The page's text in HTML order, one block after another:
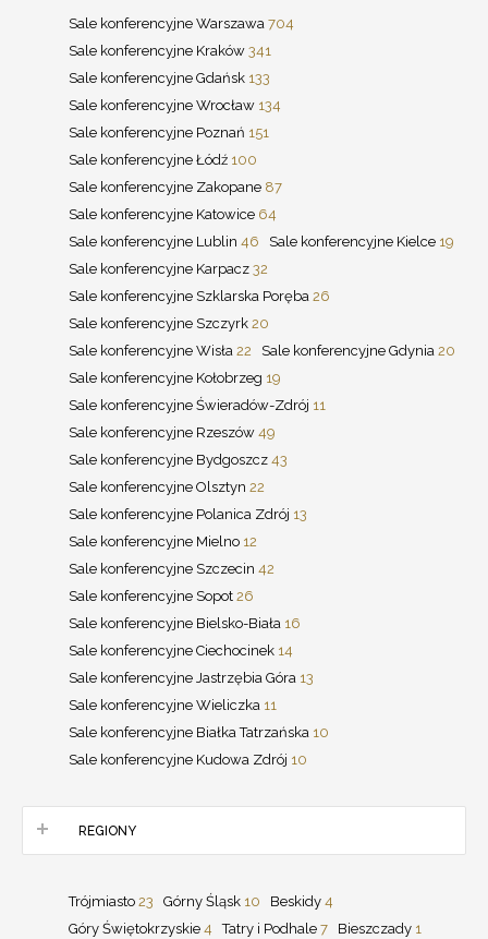
Sale konferencyjne Warszawa 704
Sale konferencyjne Kraków 341
Sale konferencyjne Gdańsk 133
Sale konferencyjne Wrocław 134
Sale konferencyjne Poznań 151
Sale konferencyjne Łódź 100
Sale konferencyjne Zakopane 87
Sale konferencyjne Katowice 64
Sale konferencyjne Lublin 46 Sale konferencyjne Kielce 19
Sale konferencyjne Karpacz 32
Sale konferencyjne Szklarska Poręba 26
Sale konferencyjne Szczyrk 20
Sale konferencyjne Wisła 22 Sale konferencyjne Gdynia 20
Sale konferencyjne Kołobrzeg 19
Sale konferencyjne Świeradów-Zdrój 11
Sale konferencyjne Rzeszów 49
Sale konferencyjne Bydgoszcz 43
Sale konferencyjne Olsztyn 22
Sale konferencyjne Polanica Zdrój 13
Sale konferencyjne Mielno 12
Sale konferencyjne Szczecin 42
Sale konferencyjne Sopot 26
Sale konferencyjne Bielsko-Biała 16
Sale konferencyjne Ciechocinek 14
Sale konferencyjne Jastrzębia Góra 13
Sale konferencyjne Wieliczka 11
Sale konferencyjne Białka Tatrzańska 10
Sale konferencyjne Kudowa Zdrój 10
REGIONY
Trójmiasto 23 Górny Śląsk 10 Beskidy 4
Góry Świętokrzyskie 4 Tatry i Podhale 7 Bieszczady 1